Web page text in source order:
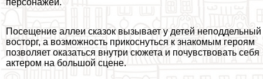
персонажей.
Посещение аллеи сказок вызывает у детей неподдельный
восторг, а возможность прикоснуться к знакомым героям
позволяет оказаться внутри сюжета и почувствовать себя
актером на большой сцене.